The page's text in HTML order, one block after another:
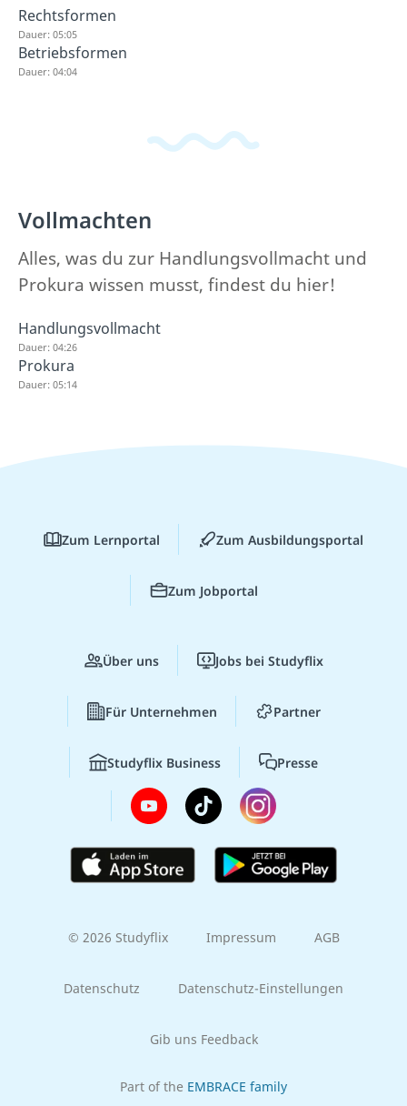
Rechtsformen
Dauer: 05:05
Betriebsformen
Dauer: 04:04
Vollmachten
Alles, was du zur Handlungsvollmacht und
Prokura wissen musst, findest du hier!
Handlungsvollmacht
Dauer: 04:26
Prokura
Dauer: 05:14
Zum Lernportal Zum Ausbildungsportal
Zum Jobportal
Über uns Jobs bei Studyflix
Für Unternehmen Partner
Studyflix Business Presse
© 2026 Studyflix Impressum AGB
Datenschutz Datenschutz-Einstellungen
Gib uns Feedback
Part of the EMBRACE family